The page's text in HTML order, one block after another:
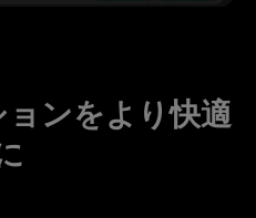
ンをより快適